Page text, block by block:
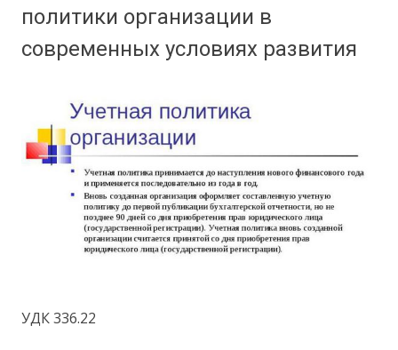
политики организации в
современных условиях развития
УДК 336.22